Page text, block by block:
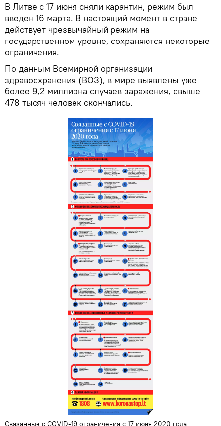
В Литве с 17 июня сняли карантин, режим был
введен 16 марта. В настоящий момент в стране
действует чрезвычайный режим на
государственном уровне, сохраняются некоторые
ограничения.
По данным Всемирной организации
здравоохранения (ВОЗ), в мире выявлены уже
более 9,2 миллиона случаев заражения, свыше
478 тысяч человек скончались.
Связанные с COVID-19 ограничения с 17 июня 2020 года